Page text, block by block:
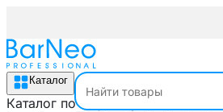
Каталог
Каталог по алфавиту